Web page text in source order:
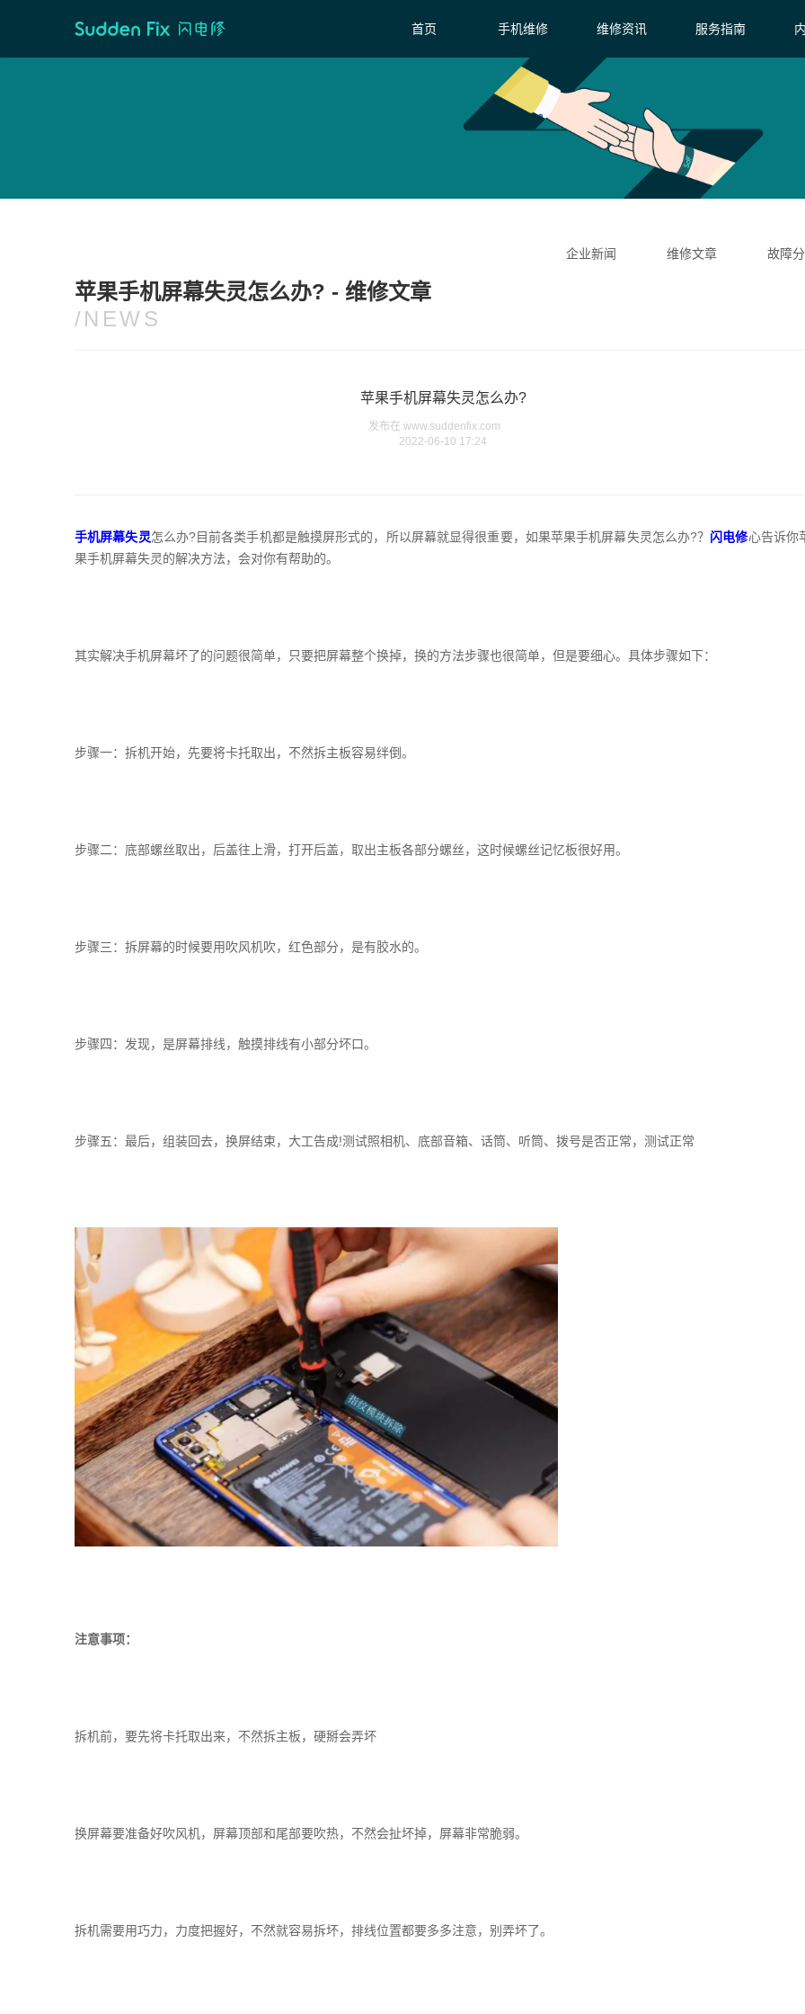
首页 手机维修 维修资讯 服务指南
首页/维修资讯
企业新闻 维修文章 故障
苹果手机屏幕失灵怎么办? - 维修文章
/NEWS
苹果手机屏幕失灵怎么办?
发布在 www.suddenfix.com
2022-06-10 17:24
手机屏幕失灵怎么办?目前各类手机都是触摸屏形式的，所以屏幕就显得很重要，如果苹果手机屏幕失灵怎么办?？ 闪电修心告诉你
果手机屏幕失灵的解决方法，会对你有帮助的。
其实解决手机屏幕坏了的问题很简单，只要把屏幕整个换掉，换的方法步骤也很简单，但是要细心。具体步骤如下：
步骤一：拆机开始，先要将卡托取出，不然拆主板容易绊倒。
步骤二：底部螺丝取出，后盖往上滑，打开后盖，取出主板各部分螺丝，这时候螺丝记忆板很好用。
步骤三：拆屏幕的时候要用吹风机吹，红色部分，是有胶水的。
步骤四：发现，是屏幕排线，触摸排线有小部分坏口。
步骤五：最后，组装回去，换屏结束，大工告成!测试照相机、底部音箱、话筒、听筒、拨号是否正常，测试正常
注意事项：
拆机前，要先将卡托取出来，不然拆主板，硬掰会弄坏
换屏幕要准备好吹风机，屏幕顶部和尾部要吹热，不然会扯坏掉，屏幕非常脆弱。
拆机需要用巧力，力度把握好，不然就容易拆坏，排线位置都要多多注意，别弄坏了。